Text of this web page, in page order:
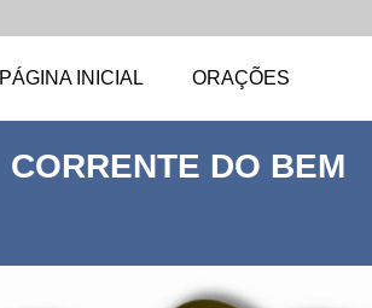
PÁGINA INICIAL ORAÇÕES
CORRENTE DO BEM